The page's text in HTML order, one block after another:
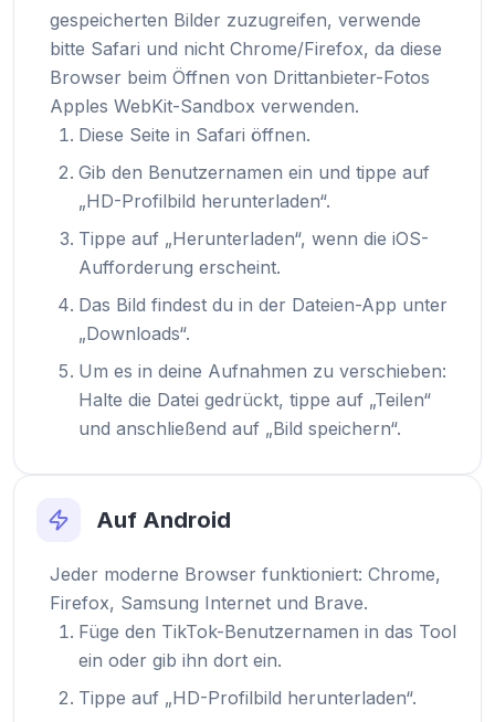
gespeicherten Bilder zuzugreifen, verwende
bitte Safari und nicht Chrome/Firefox, da diese
Browser beim Öffnen von Drittanbieter-Fotos
Apples WebKit-Sandbox verwenden.
Diese Seite in Safari öffnen.
Gib den Benutzernamen ein und tippe auf
„HD-Profilbild herunterladen“.
Tippe auf „Herunterladen“, wenn die iOS-
Aufforderung erscheint.
Das Bild findest du in der Dateien-App unter
„Downloads“.
Um es in deine Aufnahmen zu verschieben:
Halte die Datei gedrückt, tippe auf „Teilen“
und anschließend auf „Bild speichern“.
Auf Android
Jeder moderne Browser funktioniert: Chrome,
Firefox, Samsung Internet und Brave.
Füge den TikTok-Benutzernamen in das Tool
ein oder gib ihn dort ein.
Tippe auf „HD-Profilbild herunterladen“.